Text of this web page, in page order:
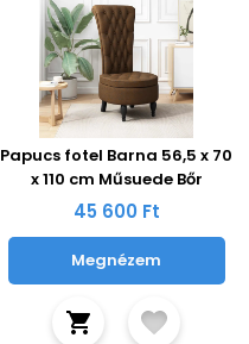
Papucs fotel Barna 56,5 x 70
x 110 cm Műsuede Bőr
45 600 Ft
Megnézem